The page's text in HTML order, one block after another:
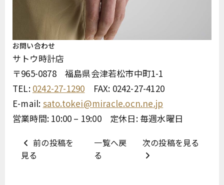
お問い合わせ
サトウ時計店
〒965-0878 福島県会津若松市中町1-1
TEL: 0242-27-1290 FAX: 0242-27-4120
E-mail: sato.tokei@miracle.ocn.ne.jp
営業時間: 10:00 – 19:00 定休日: 毎週水曜日
前の投稿を
見る
一覧へ戻
る
次の投稿を見る